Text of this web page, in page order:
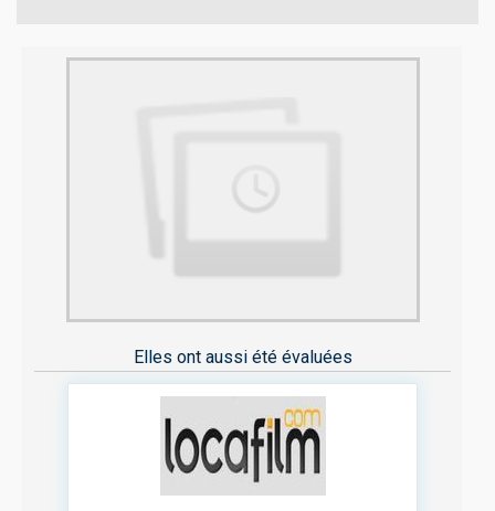
Elles ont aussi été évaluées